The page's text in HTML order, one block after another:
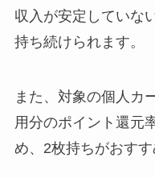
収入が安定していな
持ち続けられます。
また、対象の個人カ
用分のポイント還元
め、2枚持ちがおすす